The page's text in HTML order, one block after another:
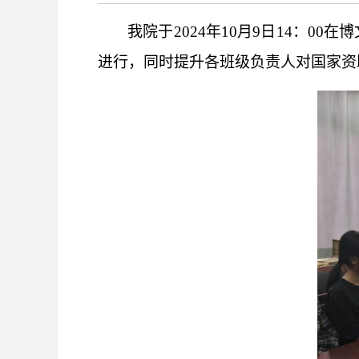
我院于2024年10月9日14：00在博
进行，同时提升各班级负责人对国家